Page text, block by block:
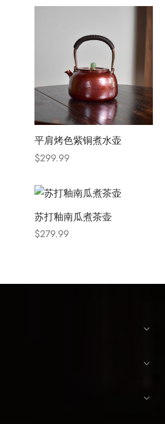
平肩烤色紫铜煮水壶
$299.99
苏打釉南瓜煮茶壶
$279.99